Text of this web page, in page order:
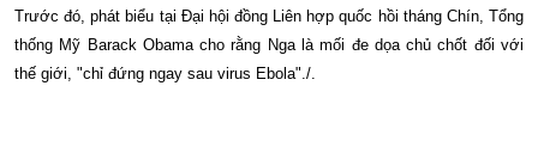
Trước đó, phát biểu tại Đại hội đồng Liên hợp quốc hồi tháng Chín, Tổng
thống Mỹ Barack Obama cho rằng Nga là mối đe dọa chủ chốt đối với
thế giới, "chỉ đứng ngay sau virus Ebola"./.